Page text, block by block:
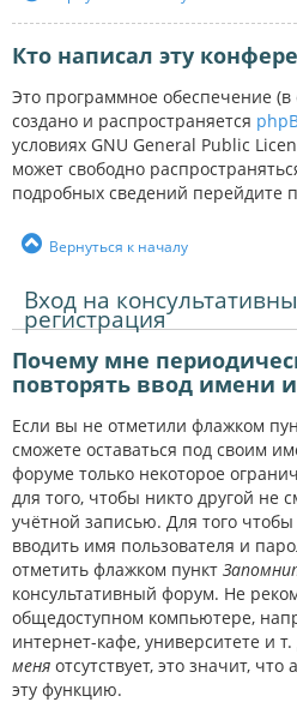
Кто написал эту
Это программное обеспечение
создано и распространяется
условиях GNU General Public
может свободно
подробных сведений перейдите
Вернуться к началу
Вход на
регистрация
Почему мне
повторять ввод имени
Если вы не отметили флажком
сможете оставаться под своим
форуме только некоторое
для того, чтобы никто другой не
учётной записью. Для того
вводить имя пользователя и
отметить флажком пункт
консультативный форум. Не
общедоступном компьютере,
интернет-кафе, университете и
меня отсутствует, это значит,
эту функцию.